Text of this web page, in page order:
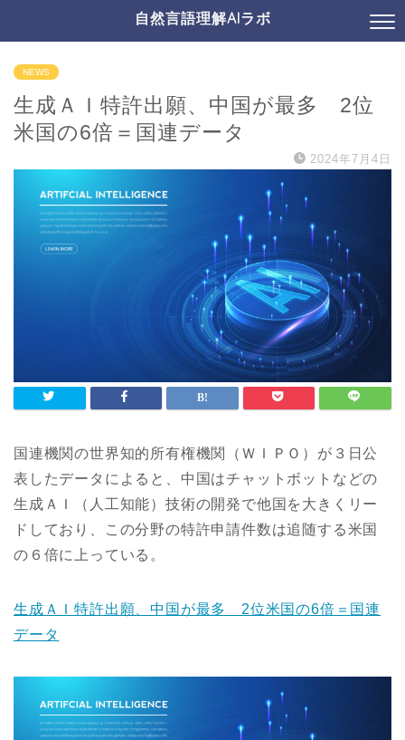
自然言語理解AIラボ
NEWS
生成ＡＩ特許出願、中国が最多 2位
米国の6倍＝国連データ
2024年7月4日
国連機関の世界知的所有権機関（ＷＩＰＯ）が３日公
表したデータによると、中国はチャットボットなどの
生成ＡＩ（人工知能）技術の開発で他国を大きくリー
ドしており、この分野の特許申請件数は追随する米国
の６倍に上っている。
生成ＡＩ特許出願、中国が最多 2位米国の6倍＝国連
データ